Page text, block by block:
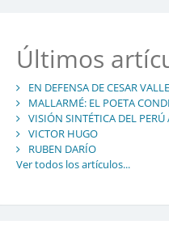
Últimos
EN DEFENSA DE CESAR
MALLARMÉ: EL POETA
VISIÓN SINTÉTICA DEL
VICTOR HUGO
RUBEN DARÍO
Ver todos los artículos...